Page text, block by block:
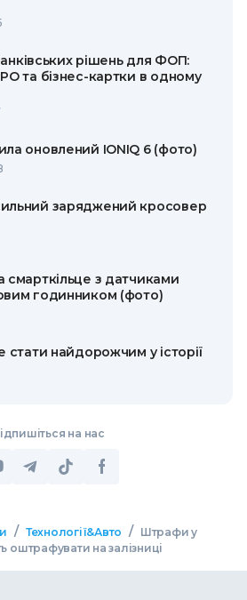
рішень для ФОП:
та бізнес-картки в одному
оновлений IONIQ 6 (фото)
заряджений кросовер
смарткільце з датчиками
годинником (фото)
найдорожчим у історії
на нас
/ Технології&Авто /
Штрафи у
оштрафувати на залізниці